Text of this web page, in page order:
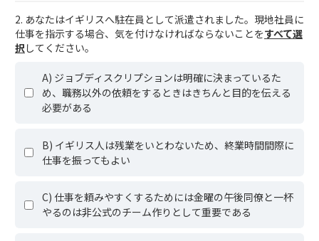
2. あなたはイギリスへ駐在員として派遣されました。現地社員に
仕事を指示する場合、気を付けなければならないことをすべて選
択 してください。
A) ジョブディスクリプションは明確に決まっているた
め、職務以外の依頼をするときはきちんと目的を伝える
必要がある
B) イギリス人は残業をいとわないため、終業時間間際に
仕事を振ってもよい
C) 仕事を頼みやすくするためには金曜の午後同僚と一杯
やるのは非公式のチーム作りとして重要である